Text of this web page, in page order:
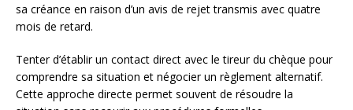
sa créance en raison d’un avis de rejet transmis avec quatre
mois de retard.
Tenter d’établir un contact direct avec le tireur du chèque pour
comprendre sa situation et négocier un règlement alternatif.
Cette approche directe permet souvent de résoudre la